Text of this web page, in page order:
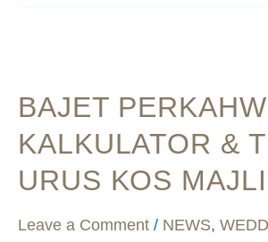
BAJET
KALKULATOR &
URUS KOS
Leave a Comment / NEWS,
:
&
Tips
Kos